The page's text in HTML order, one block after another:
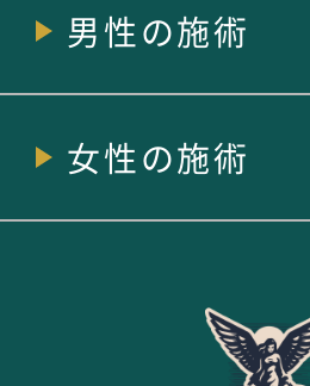
男性の施術
女性の施術